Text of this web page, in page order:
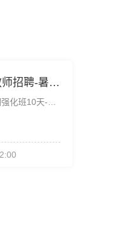
10天-英语-8月9日上午
2026广东教师招聘-暑期强化班10天-英语-8月9日上午